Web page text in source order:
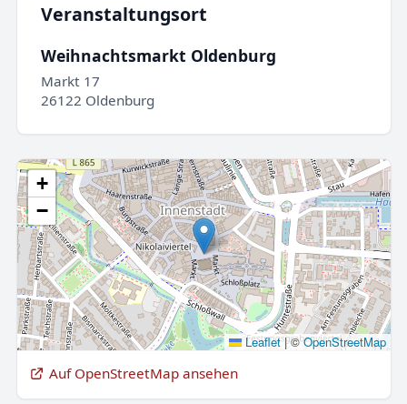
Veranstaltungsort
Weihnachtsmarkt Oldenburg
Markt 17
26122 Oldenburg
+
−
Leaflet |©OpenStreetMap
Auf OpenStreetMap ansehen